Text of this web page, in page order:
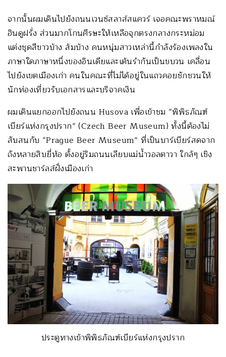
จากนั้นผมเดินไปยังถนนเวนซ์สลาส์สแควร์ เจอคณะพราหมณ์
ฮินดูฝรั่ง ส่วนมากโกนศีรษะให้เหลือจุกตรงกลางกระหม่อม
แต่งชุดสีขาวบ้าง ส้มบ้าง คนหนุ่มสาวเหล่านี้กำลังร้องเพลงใน
ภาษาใดภาษาหนึ่งของอินเดียและเต้นรำกันเป็นขบวน เคลื่อน
ไปยังเขตเมืองเก่า คนในคณะที่ไม่ได้อยู่ในแถวคอยชักชวนให้
นักท่องเที่ยวรับเอกสารและบริจาคเงิน
ผมเดินแยกออกไปยังถนน Husova เพื่อเข้าชม “พิพิธภัณฑ์
เบียร์แห่งกรุงปราก” (Czech Beer Museum) ทั้งนี้ต้องไม่
สับสนกับ “Prague Beer Museum” ที่เป็นบาร์เบียร์สดจาก
ถังหลายสิบยี่ห้อ ตั้งอยู่ริมถนนเลียบแม่น้ำวอลตาวา ใกล้ๆ เชิง
สะพานชาร์ลส์ฝั่งเมืองเก่า
ประตูทางเข้าพิพิธภัณฑ์เบียร์แห่งกรุงปราก